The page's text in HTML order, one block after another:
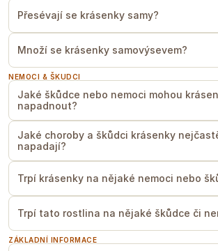
Přesévají se krásenky samy?
Množí se krásenky samovýsevem?
NEMOCI & ŠKUDCI
Jaké škůdce nebo nemoci mohou
napadnout?
Jaké choroby a škůdci krásenky
napadají?
Trpí krásenky na nějaké nemoci nebo
Trpí tato rostlina na nějaké škůdce či
ZÁKLADNÍ INFORMACE